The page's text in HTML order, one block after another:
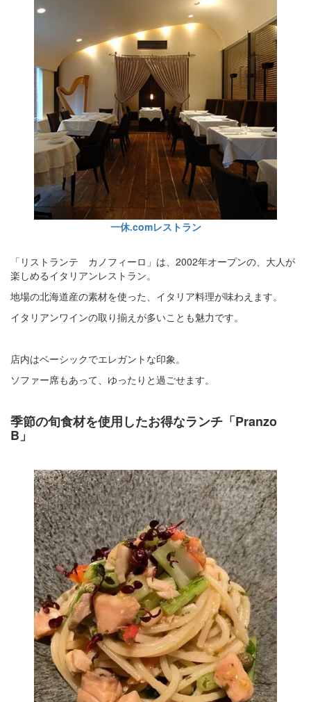
一休.comレストラン
「リストランテ カノフィーロ」は、2002年オープンの、大人が
楽しめるイタリアンレストラン。
地場の北海道産の素材を使った、イタリア料理が味わえます。
イタリアンワインの取り揃えが多いことも魅力です。
店内はベーシックでエレガントな印象。
ソファー席もあって、ゆったりと過ごせます。
季節の旬食材を使用したお得なランチ「Pranzo
B」